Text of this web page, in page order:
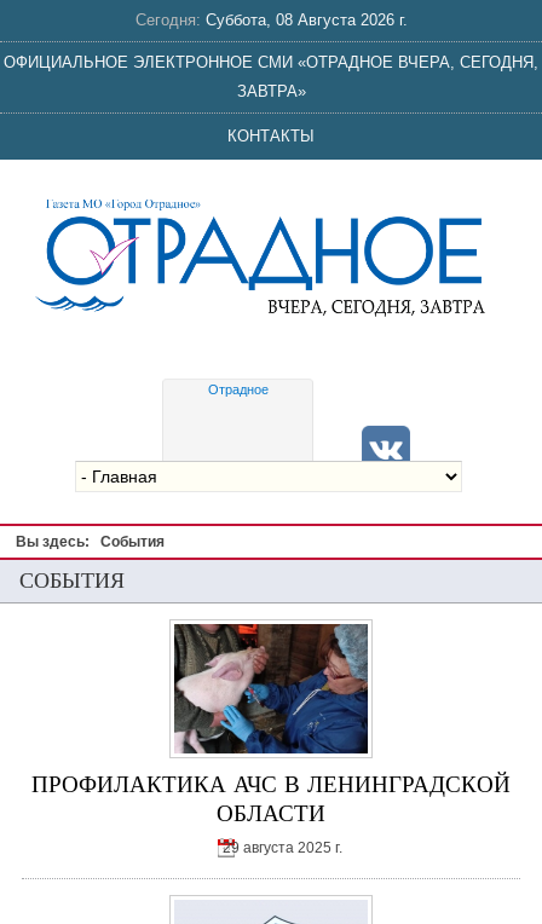
Сегодня: Суббота, 08 Августа 2026 г.
ОФИЦИАЛЬНОЕ ЭЛЕКТРОННОЕ СМИ «ОТРАДНОЕ ВЧЕРА, СЕГОДНЯ,
ЗАВТРА»
КОНТАКТЫ
Отрадное
Вы здесь: События
СОБЫТИЯ
ПРОФИЛАКТИКА АЧС В ЛЕНИНГРАДСКОЙ
ОБЛАСТИ
29 августа 2025 г.